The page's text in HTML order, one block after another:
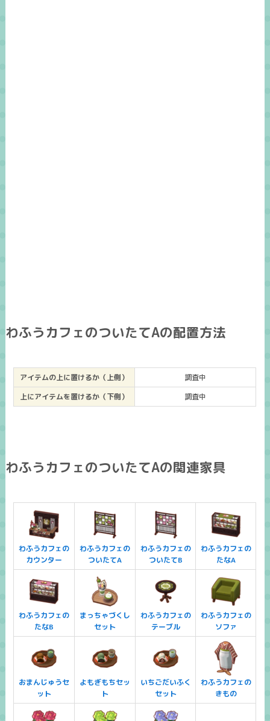
わふうカフェのついたてAの配置方法
アイテムの上に置けるか（上側）
調査中
上にアイテムを置けるか（下側）
調査中
わふうカフェのついたてAの関連家具
わふうカフェの
カウンター
わふうカフェの
ついたてA
わふうカフェの
ついたてB
わふうカフェの
たなA
わふうカフェの
たなB
まっちゃづくし
セット
わふうカフェの
テーブル
わふうカフェの
ソファ
おまんじゅうセ
ット
よもぎもちセッ
ト
いちごだいふく
セット
わふうカフェの
きもの